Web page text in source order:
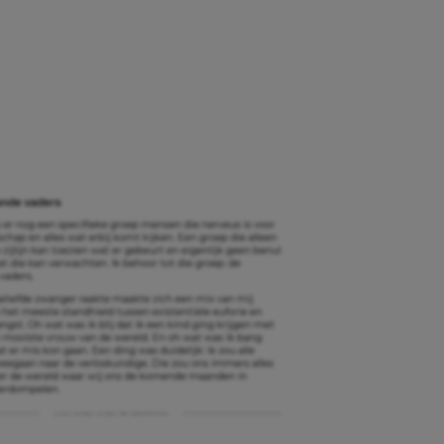
vaders
er nog een specifieke groep mensen die nerveus is voor
en alles wat erbij komt kijken. Een groep die alleen
zijlijn kan toezien wat er gebeurt en eigenlijk geen benul
die kan verwachten. Ik behoor tot die groep: de
zwanger raakte maakte zich een mix van mij
het meeste standhield tussen existentiële euforie en
Oh wat was ik blij dat ik een kind ging krijgen met
mooiste vrouw van de wereld. En oh wat was ik bang
er mis kon gaan. Een ding was duidelijk: ik zou alle
naar de verloskundige. Die zou ons immers alles
de wereld waar wij ons de komende maanden in